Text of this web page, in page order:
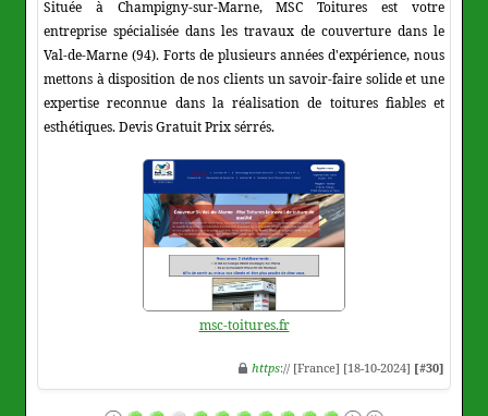
Située à Champigny-sur-Marne, MSC Toitures est votre
entreprise spécialisée dans les travaux de couverture dans le
Val-de-Marne (94). Forts de plusieurs années d'expérience, nous
mettons à disposition de nos clients un savoir-faire solide et une
expertise reconnue dans la réalisation de toitures fiables et
esthétiques. Devis Gratuit Prix sérrés.
msc-toitures.fr
https:// [France] [18-10-2024] [#30]